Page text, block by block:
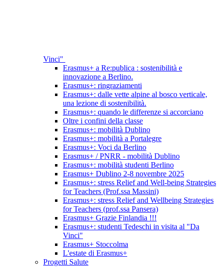
Vinci"
Erasmus+ a Re:publica : sostenibilità e
innovazione a Berlino.
Erasmus+: ringraziamenti
Erasmus+: dalle vette alpine al bosco verticale,
una lezione di sostenibilità.
Erasmus+: quando le differenze si accorciano
Oltre i confini della classe
Erasmus+: mobilità Dublino
Erasmus+: mobilità a Portalegre
Erasmus+: Voci da Berlino
Erasmus+ / PNRR - mobilità Dublino
Erasmus+: mobilità studenti Berlino
Erasmus+ Dublino 2-8 novembre 2025
Erasmus+: stress Relief and Well-being Strategies
for Teachers (Prof.ssa Massini)
Erasmus+: stress Relief and Wellbeing Strategies
for Teachers (prof.ssa Pansera)
Erasmus+ Grazie Finlandia !!!
Erasmus+: studenti Tedeschi in visita al "Da
Vinci"
Erasmus+ Stoccolma
L'estate di Erasmus+
Progetti Salute